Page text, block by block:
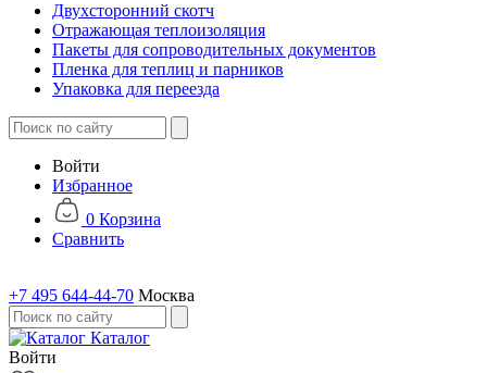
Двухсторонний скотч
Отражающая теплоизоляция
Пакеты для сопроводительных документов
Пленка для теплиц и парников
Упаковка для переезда
Войти
Избранное
0 Корзина
Сравнить
+7 495 644-44-70 Москва
Каталог
Войти